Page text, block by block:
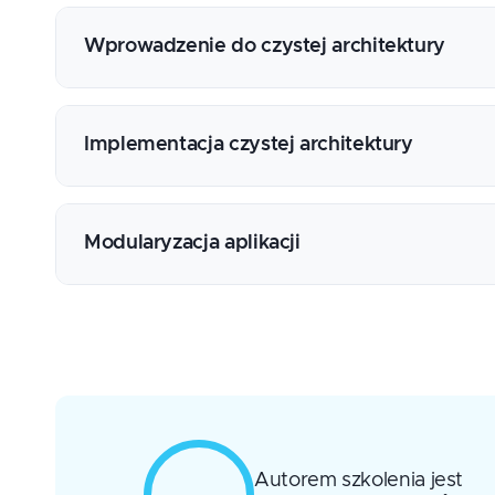
Wprowadzenie do czystej architektury
Problemy wynikające niewłaściwie dobranej
Istotne wzorce i zasady m.in. SRP, DIP, CQRS
Implementacja czystej architektury
Kontraktowanie na poziomie przypadków
Modularyzacja aplikacji
Autorem szkolenia jest